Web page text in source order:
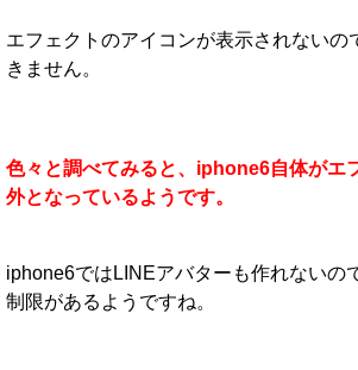
エフェクトのアイコンが表示されないの
きません。
色々と調べてみると、iphone6自体がエ
外となっているようです。
iphone6ではLINEアバターも作れないの
制限があるようですね。